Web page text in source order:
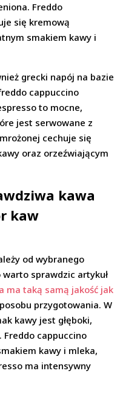
Freddo
się kremową
smakiem kawy i
grecki napój na bazie
cappuccino
to mocne,
jest serwowane z
cechuje się
oraz orzeźwiającym
kawa
kaw
od wybranego
warto sprawdzic artykuł
ma taką samą jakość jak
przygotowania. W
kawy jest głęboki,
Freddo cappuccino
kawy i mleka,
ma intensywny